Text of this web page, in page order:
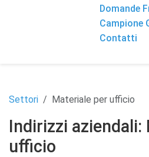
Domande
Campione
Contatti
Settori Materiale per ufficio
Indirizzi
ufficio